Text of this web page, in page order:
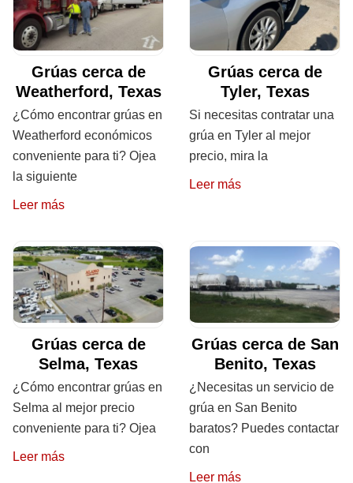
Grúas cerca de
Weatherford, Texas
¿Cómo encontrar grúas en
Weatherford económicos
conveniente para ti? Ojea
la siguiente
Leer más
Grúas cerca de
Tyler, Texas
Si necesitas contratar una
grúa en Tyler al mejor
precio, mira la
Leer más
Grúas cerca de
Selma, Texas
¿Cómo encontrar grúas en
Selma al mejor precio
conveniente para ti? Ojea
Leer más
Grúas cerca de San
Benito, Texas
¿Necesitas un servicio de
grúa en San Benito
baratos? Puedes contactar
con
Leer más